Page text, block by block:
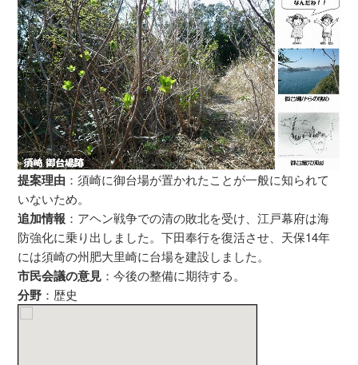
提案理由 ：須崎に御台場が置かれたことが一般に知られて
いないため。
追加情報 ：アヘン戦争での清の敗北を受け、江戸幕府は海
防強化に乗り出しました。下田奉行を復活させ、天保14年
には須崎の州肥大里崎に台場を建設しました。
市民会議の意見 ：今後の整備に期待する。
分野 ：歴史